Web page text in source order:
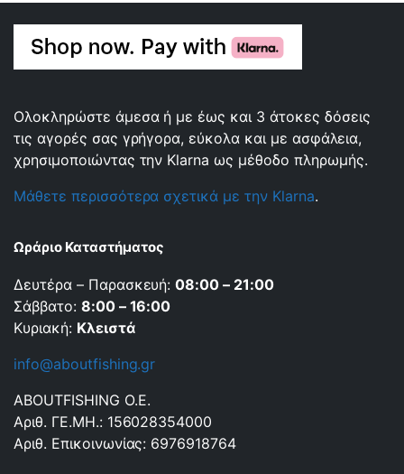
Ολοκληρώστε άμεσα ή με έως και 3 άτοκες δόσεις
τις αγορές σας γρήγορα, εύκολα και με ασφάλεια,
χρησιμοποιώντας την Klarna ως μέθοδο πληρωμής.
Μάθετε περισσότερα σχετικά με την Klarna.
Ωράριο Καταστήματος
Δευτέρα – Παρασκευή:08:00 – 21:00
Σάββατο: 8:00 – 16:00
Κυριακή: Κλειστά
info@aboutfishing.gr
ABOUTFISHING Ο.Ε.
Αριθ. ΓΕ.ΜΗ.: 156028354000
Αριθ. Επικοινωνίας: 6976918764